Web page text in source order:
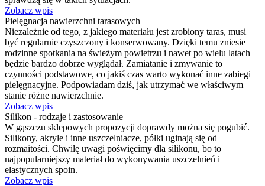
Zobacz wpis
Pielęgnacja nawierzchni tarasowych
Niezależnie od tego, z jakiego materiału jest zrobiony taras, musi
być regularnie czyszczony i konserwowany. Dzięki temu zniesie
rodzinne spotkania na świeżym powietrzu i nawet po wielu latach
będzie bardzo dobrze wyglądał. Zamiatanie i zmywanie to
czynności podstawowe, co jakiś czas warto wykonać inne zabiegi
pielęgnacyjne. Podpowiadam dziś, jak utrzymać we właściwym
stanie różne nawierzchnie.
Zobacz wpis
Silikon - rodzaje i zastosowanie
W gąszczu sklepowych propozycji doprawdy można się pogubić.
Silikony, akryle i inne uszczelniacze, półki uginają się od
rozmaitości. Chwilę uwagi poświęcimy dla silikonu, bo to
najpopularniejszy materiał do wykonywania uszczelnień i
elastycznych spoin.
Zobacz wpis